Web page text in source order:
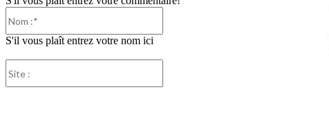
S'il vous plaît entrez votre nom ici